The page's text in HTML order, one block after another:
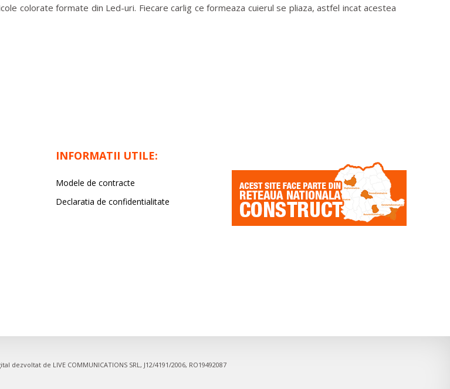
colorate formate din Led-uri. Fiecare carlig ce formeaza cuierul se pliaza, astfel incat acestea
INFORMATII UTILE:
Modele de contracte
Declaratia de confidentialitate
dezvoltat de LIVE COMMUNICATIONS SRL, J12/4191/2006, RO19492087